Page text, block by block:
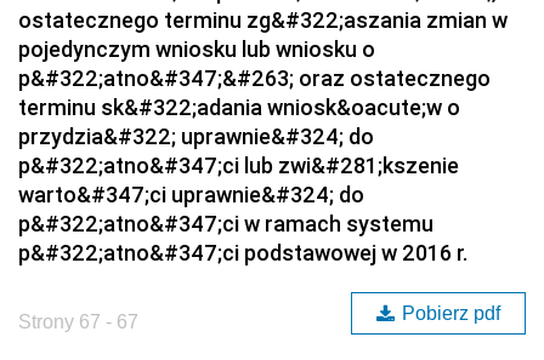
ostatecznego terminu zg&#322;aszania zmian w
pojedynczym wniosku lub wniosku o
p&#322;atno&#347;&#263; oraz ostatecznego
terminu sk&#322;adania wniosk&oacute;w o
przydzia&#322; uprawnie&#324; do
p&#322;atno&#347;ci lub zwi&#281;kszenie
warto&#347;ci uprawnie&#324; do
p&#322;atno&#347;ci w ramach systemu
p&#322;atno&#347;ci podstawowej w 2016 r.
Strony 67 - 67 Pobierz pdf